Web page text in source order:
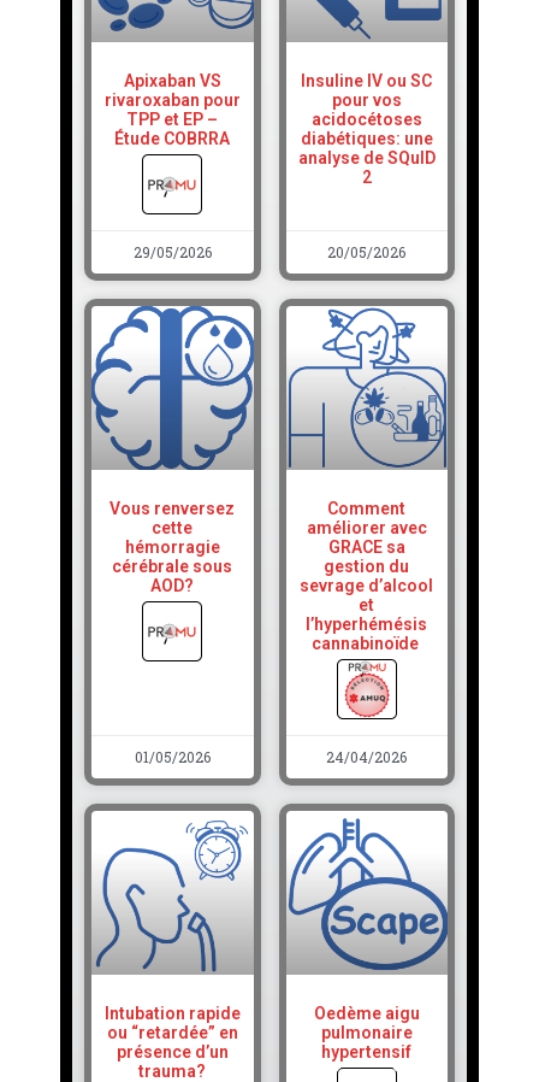
Apixaban VS
rivaroxaban pour
TPP et EP –
Étude COBRRA
29/05/2026
Insuline IV ou SC
pour vos
acidocétoses
diabétiques: une
analyse de SQuID
2
20/05/2026
Vous renversez
cette
hémorragie
cérébrale sous
AOD?
01/05/2026
Comment
améliorer avec
GRACE sa
gestion du
sevrage d’alcool
et
l’hyperhémésis
cannabinoïde
24/04/2026
Intubation rapide
ou “retardée” en
présence d’un
trauma?
Oedème aigu
pulmonaire
hypertensif